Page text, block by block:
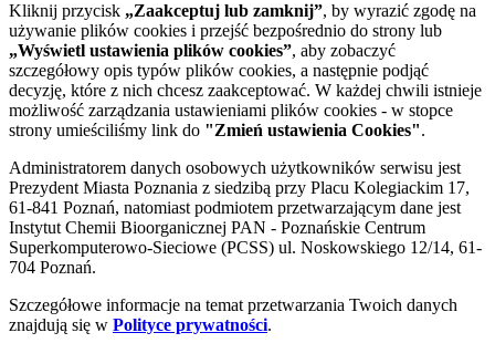
Kliknij przycisk „Zaakceptuj lub zamknij”, by wyrazić zgodę na
używanie plików cookies i przejść bezpośrednio do strony lub
„Wyświetl ustawienia plików cookies”, aby zobaczyć
szczegółowy opis typów plików cookies, a następnie podjąć
decyzję, które z nich chcesz zaakceptować. W każdej chwili istnieje
możliwość zarządzania ustawieniami plików cookies - w stopce
strony umieściliśmy link do "Zmień ustawienia Cookies".
Administratorem danych osobowych użytkowników serwisu jest
Prezydent Miasta Poznania z siedzibą przy Placu Kolegiackim 17,
61-841 Poznań, natomiast podmiotem przetwarzającym dane jest
Instytut Chemii Bioorganicznej PAN - Poznańskie Centrum
Superkomputerowo-Sieciowe (PCSS) ul. Noskowskiego 12/14, 61-
704 Poznań.
Szczegółowe informacje na temat przetwarzania Twoich danych
znajdują się w Polityce prywatności.